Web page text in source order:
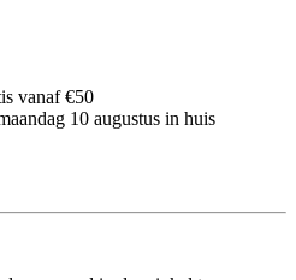
vanaf €50
10 augustus in huis